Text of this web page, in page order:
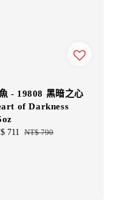
- 19808 黑暗之心
of Darkness
711 Regular
NT$ 790